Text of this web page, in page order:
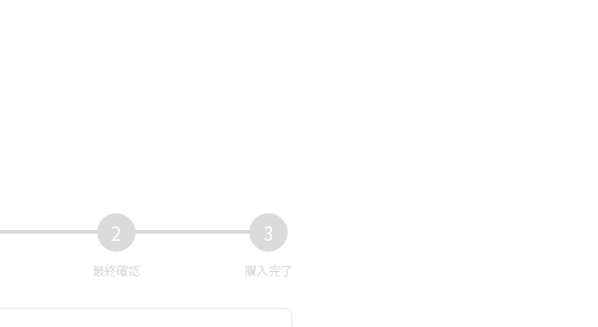
2
最終確認
3
購入完了